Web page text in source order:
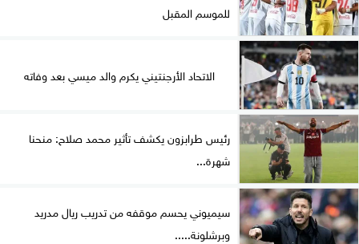
للموسم المقبل
الاتحاد الأرجنتيني يكرم والد ميسي بعد وفاته
رئيس طرابزون يكشف تأثير محمد صلاح: منحنا
شهرة...
سيميوني يحسم موقفه من تدريب ريال مدريد
وبرشلونة.....